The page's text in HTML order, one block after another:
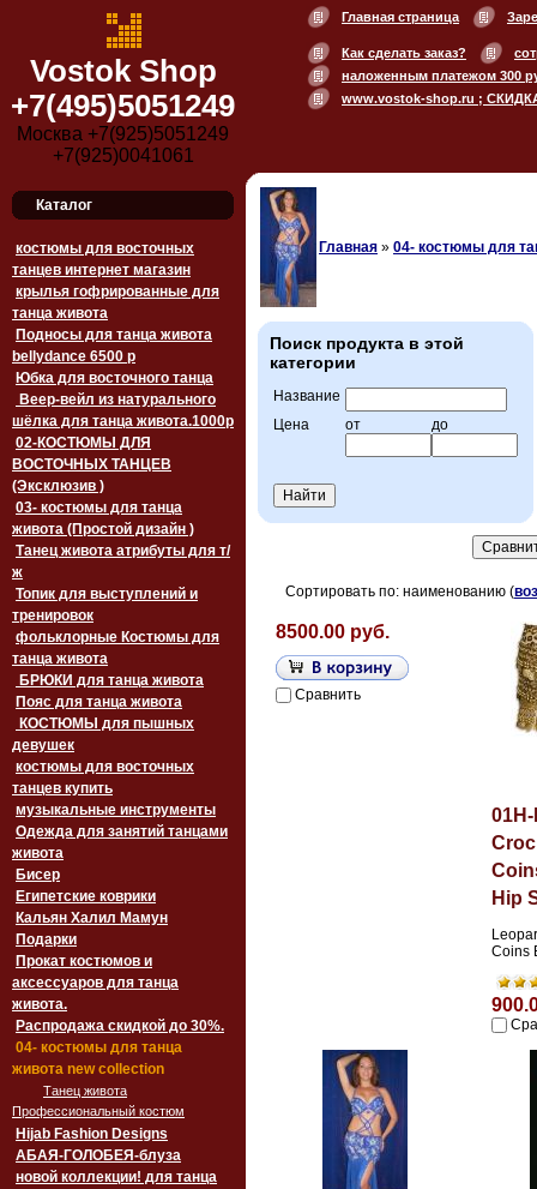
Vostok Shop
+7(495)5051249
Москва +7(925)5051249
+7(925)0041061
Главная страница
Как сделать заказ?
наложенным платежом 300
www.vostok-shop.ru ;
Каталог
костюмы для восточных
танцев интернет магазин
крылья гофрированные для
танца живота
Подносы для танца живота
bellydance 6500 p
Юбка для восточного танца
Веер-вейл из натурального
шёлка для танца живота.1000p
02-КОСТЮМЫ ДЛЯ
ВОСТОЧНЫХ ТАНЦЕВ
(Эксклюзив )
03- костюмы для танца
живота (Простой дизайн )
Танец живота атрибуты для т/
ж
Топик для выступлений и
тренировок
фольклорные Костюмы для
танца живота
БРЮКИ для танца живота
Пояс для танца живота
девушек
костюмы для восточных
танцев купить
музыкальные инструменты
Одежда для занятий танцами
живота
Бисер
Египетские коврики
Кальян Халил Мамун
Подарки
Прокат костюмов и
аксессуаров для танца
живота.
Распродажа скидкой до 30%.
04- костюмы для танца
живота new collection
Танец живота
Профессиональный костюм
Hijab Fashion Designs
АБАЯ-ГОЛОБЕЯ-блуза
новой коллекции! для танца
Главная » 04- костюмы для
Поиск продукта в этой
категории
Название
Цена
от до
Сортировать по: наименованию (
8500.00 руб.
Сравнить
Hip
Coins